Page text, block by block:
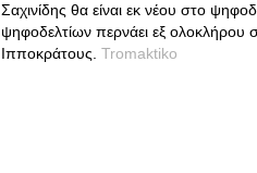
Σαχινίδης θα είναι εκ νέου στο
ψηφοδελτίων περνάει εξ ολοκλήρου
Ιπποκράτους. Tromaktiko